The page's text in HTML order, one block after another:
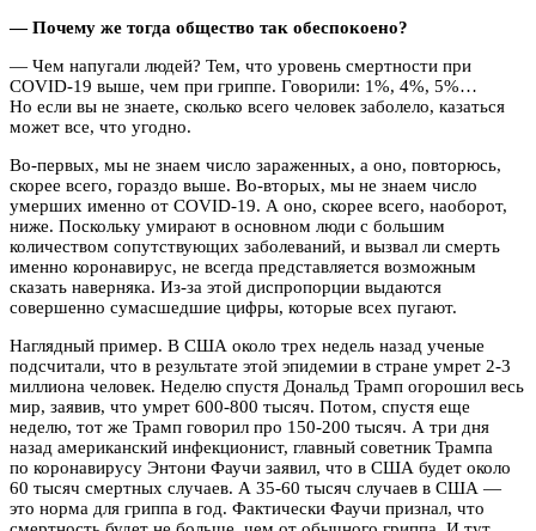
— Почему же тогда общество так обеспокоено?
— Чем напугали людей? Тем, что уровень смертности при
COVID-19 выше, чем при гриппе. Говорили: 1%, 4%, 5%…
Но если вы не знаете, сколько всего человек заболело, казаться
может все, что угодно.
Во-первых, мы не знаем число зараженных, а оно, повторюсь,
скорее всего, гораздо выше. Во-вторых, мы не знаем число
умерших именно от COVID-19. А оно, скорее всего, наоборот,
ниже. Поскольку умирают в основном люди с большим
количеством сопутствующих заболеваний, и вызвал ли смерть
именно коронавирус, не всегда представляется возможным
сказать наверняка. Из-за этой диспропорции выдаются
совершенно сумасшедшие цифры, которые всех пугают.
Наглядный пример. В США около трех недель назад ученые
подсчитали, что в результате этой эпидемии в стране умрет 2-3
миллиона человек. Неделю спустя Дональд Трамп огорошил весь
мир, заявив, что умрет 600-800 тысяч. Потом, спустя еще
неделю, тот же Трамп говорил про 150-200 тысяч. А три дня
назад американский инфекционист, главный советник Трампа
по коронавирусу Энтони Фаучи заявил, что в США будет около
60 тысяч смертных случаев. А 35-60 тысяч случаев в США —
это норма для гриппа в год. Фактически Фаучи признал, что